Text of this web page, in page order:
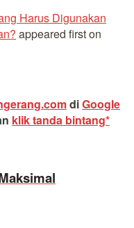
Harus Digunakan
appeared first on
diGoogle
klik tanda bintang*